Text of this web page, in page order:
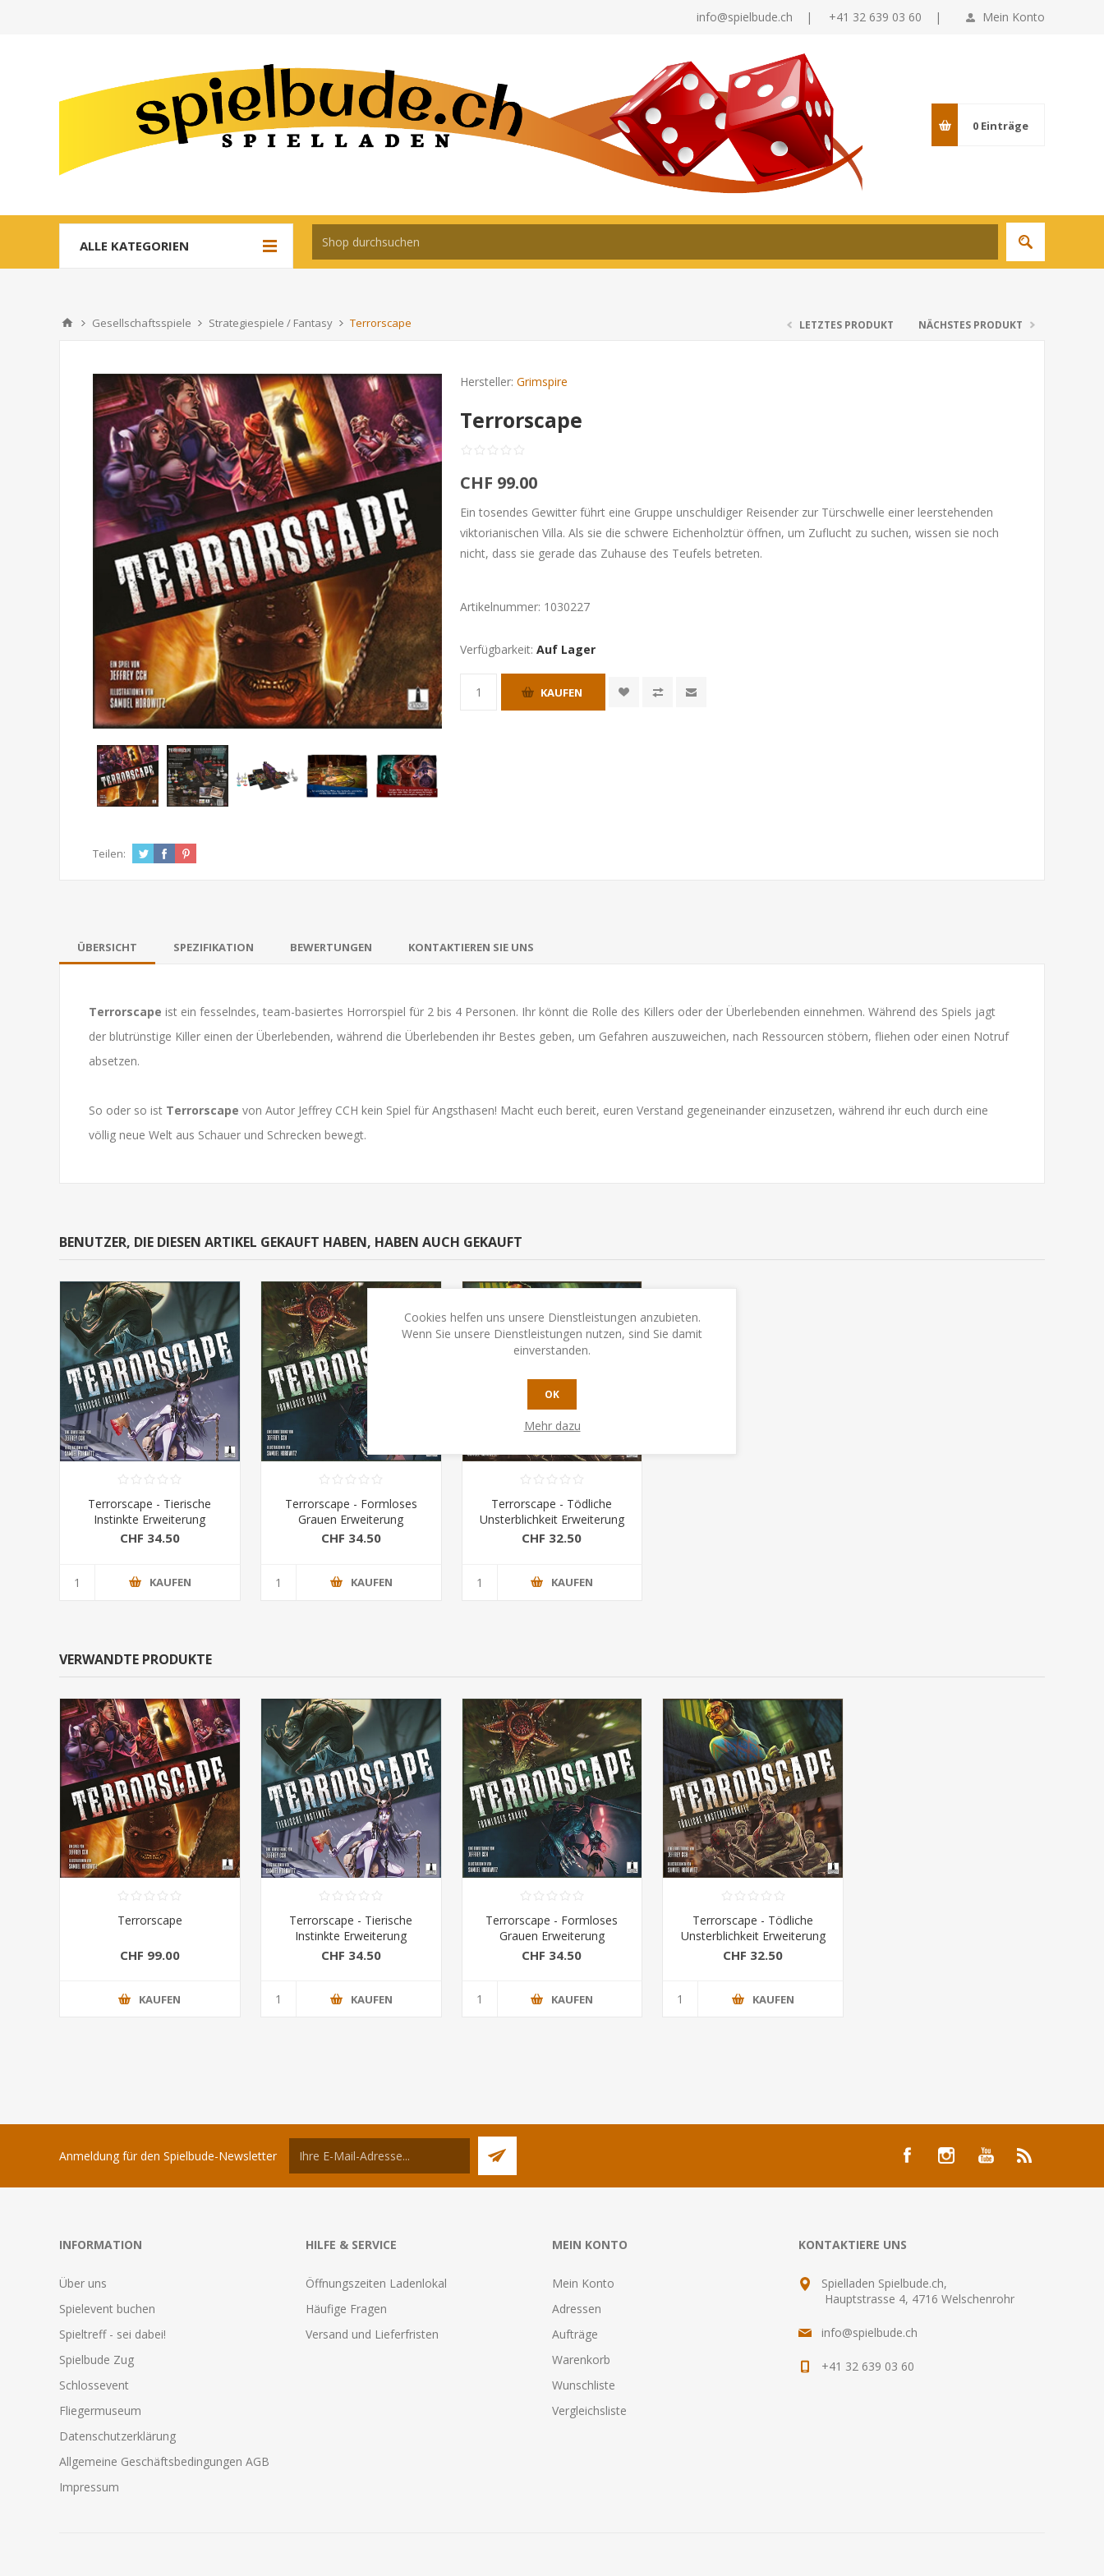
Mein Konto
info@spielbude.ch | +41 32 639 03 60 |
0 Einträge
ALLE KATEGORIEN
Gesellschaftsspiele Strategiespiele / Fantasy Terrorscape LETZTES PRODUKT NÄCHSTES PRODUKT
Hersteller: Grimspire
Terrorscape
CHF 99.00
Ein tosendes Gewitter führt eine Gruppe unschuldiger Reisender zur Türschwelle einer leerstehenden
viktorianischen Villa. Als sie die schwere Eichenholztür öffnen, um Zuflucht zu suchen, wissen sie noch
nicht, dass sie gerade das Zuhause des Teufels betreten.
Artikelnummer: 1030227
Verfügbarkeit: Auf Lager
KAUFEN
Teilen:
ÜBERSICHT SPEZIFIKATION BEWERTUNGEN KONTAKTIEREN SIE UNS
Terrorscape ist ein fesselndes, team-basiertes Horrorspiel für 2 bis 4 Personen. Ihr könnt die Rolle des Killers oder der Überlebenden einnehmen. Während des Spiels jagt
der blutrünstige Killer einen der Überlebenden, während die Überlebenden ihr Bestes geben, um Gefahren auszuweichen, nach Ressourcen stöbern, fliehen oder einen Notruf
absetzen.
So oder so ist Terrorscape von Autor Jeffrey CCH kein Spiel für Angsthasen! Macht euch bereit, euren Verstand gegeneinander einzusetzen, während ihr euch durch eine
völlig neue Welt aus Schauer und Schrecken bewegt.
BENUTZER, DIE DIESEN ARTIKEL GEKAUFT HABEN, HABEN AUCH GEKAUFT
Terrorscape - Tierische
Instinkte Erweiterung
CHF 34.50
KAUFEN
Terrorscape - Formloses
Grauen Erweiterung
CHF 34.50
KAUFEN
Terrorscape - Tödliche
Unsterblichkeit Erweiterung
CHF 32.50
KAUFEN
VERWANDTE PRODUKTE
Terrorscape
CHF 99.00
KAUFEN
Terrorscape - Tierische
Instinkte Erweiterung
CHF 34.50
KAUFEN
Terrorscape - Formloses
Grauen Erweiterung
CHF 34.50
KAUFEN
Terrorscape - Tödliche
Unsterblichkeit Erweiterung
CHF 32.50
KAUFEN
Anmeldung für den Spielbude-Newsletter
INFORMATION
Über uns
Spielevent buchen
Spieltreff - sei dabei!
Spielbude Zug
Schlossevent
Fliegermuseum
Datenschutzerklärung
Allgemeine Geschäftsbedingungen AGB
Impressum
HILFE & SERVICE
Öffnungszeiten Ladenlokal
Häufige Fragen
Versand und Lieferfristen
MEIN KONTO
Mein Konto
Adressen
Aufträge
Warenkorb
Wunschliste
Vergleichsliste
KONTAKTIERE UNS
Spielladen Spielbude.ch,
Hauptstrasse 4, 4716 Welschenrohr
info@spielbude.ch
+41 32 639 03 60
Cookies helfen uns unsere Dienstleistungen anzubieten.
Wenn Sie unsere Dienstleistungen nutzen, sind Sie damit
einverstanden.
OK
Mehr dazu